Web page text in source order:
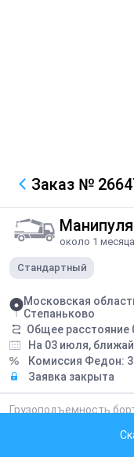
Заказ №
около 1
Стандартный
Московская
Степаньково
Общее расстояние
На 03 июля,
Комиссия Федон:
Заявка закрыта
Грузоподъемность
метров